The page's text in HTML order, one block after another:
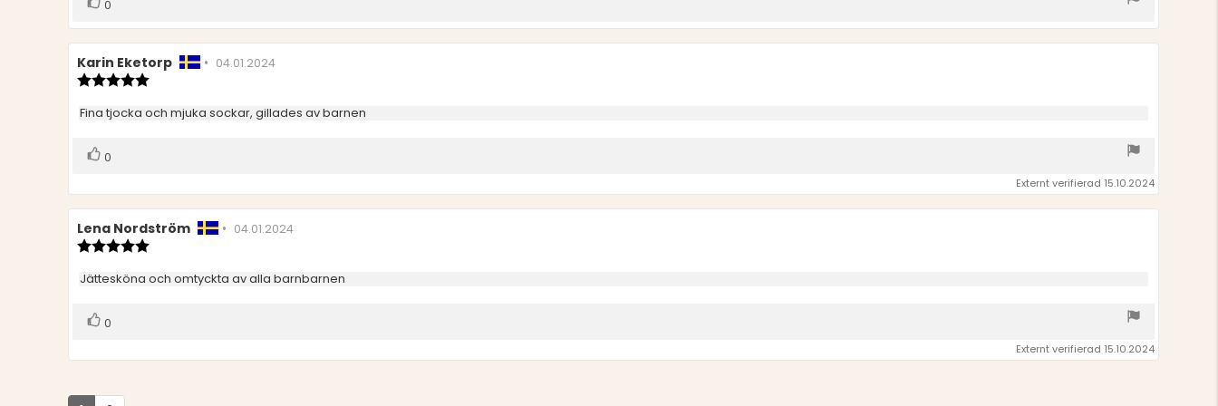
0
Recensionsförfattare:
Karin Eketorp • Recensionsdatum:
04.01.2024
utav
5
Recensionstext:
Fina tjocka och mjuka sockar, gillades av barnen
Rösta
0
Externt verifierad 15.10.2024
Recensionsförfattare:
Lena Nordström • Recensionsdatum:
04.01.2024
utav
5
Recensionstext:
Jättesköna och omtyckta av alla barnbarnen
Rösta
0
Externt verifierad 15.10.2024